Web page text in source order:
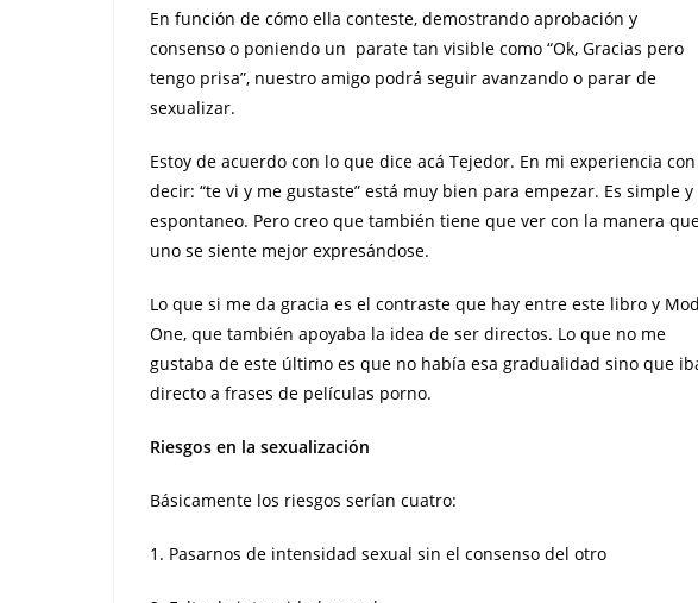
En función de cómo ella conteste, demostrando aprobación y
consenso o poniendo un parate tan visible como “Ok, Gracias pero
tengo prisa”, nuestro amigo podrá seguir avanzando o parar de
sexualizar.
Estoy de acuerdo con lo que dice acá Tejedor. En mi experiencia con
decir: “te vi y me gustaste” está muy bien para empezar. Es simple y
espontaneo. Pero creo que también tiene que ver con la manera
uno se siente mejor expresándose.
Lo que si me da gracia es el contraste que hay entre este libro y
One, que también apoyaba la idea de ser directos. Lo que no me
gustaba de este último es que no había esa gradualidad sino que
directo a frases de películas porno.
Riesgos en la sexualización
Básicamente los riesgos serían cuatro:
1. Pasarnos de intensidad sexual sin el consenso del otro